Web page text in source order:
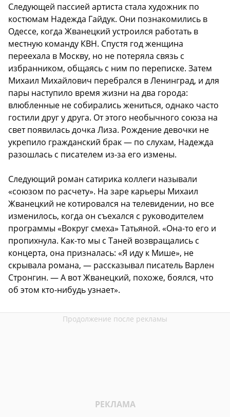
Следующей пассией артиста стала художник по
костюмам Надежда Гайдук. Они познакомились в
Одессе, когда Жванецкий устроился работать в
местную команду КВН. Спустя год женщина
переехала в Москву, но не потеряла связь с
избранником, общаясь с ним по переписке. Затем
Михаил Михайлович перебрался в Ленинград, и для
пары наступило время жизни на два города:
влюбленные не собирались жениться, однако часто
гостили друг у друга. От этого необычного союза на
свет появилась дочка Лиза. Рождение девочки не
укрепило гражданский брак — по слухам, Надежда
разошлась с писателем из-за его измены.
Следующий роман сатирика коллеги называли
«союзом по расчету». На заре карьеры Михаил
Жванецкий не котировался на телевидении, но все
изменилось, когда он съехался с руководителем
программы «Вокруг смеха» Татьяной. «Она-то его и
пропихнула. Как-то мы с Таней возвращались с
концерта, она призналась: «Я иду к Мише», не
скрывала романа, — рассказывал писатель Варлен
Стронгин. — А вот Жванецкий, похоже, боялся, что
об этом кто-нибудь узнает».